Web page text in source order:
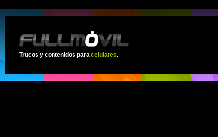
Trucos y contenidos para celulares.